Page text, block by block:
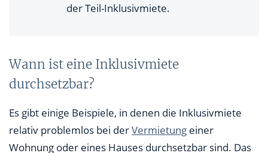
der Teil-Inklusivmiete.
Wann ist eine Inklusivmiete
durchsetzbar?
Es gibt einige Beispiele, in denen die Inklusivmiete
relativ problemlos bei derVermietung einer
Wohnung oder eines Hauses durchsetzbar sind. Das